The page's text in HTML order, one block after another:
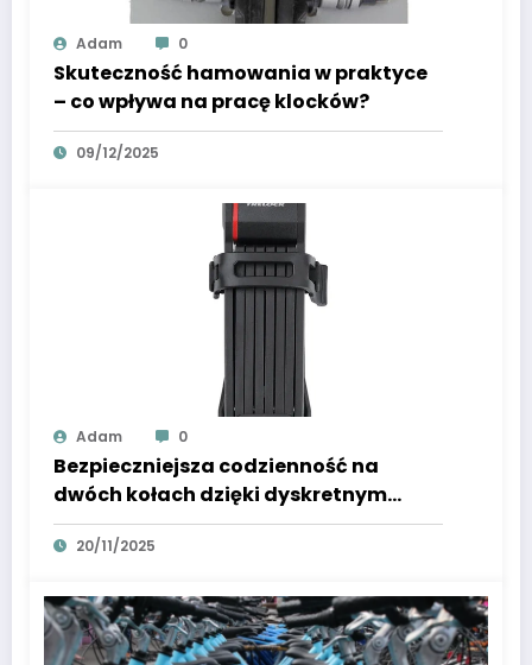
Adam 0
Skuteczność hamowania w praktyce
– co wpływa na pracę klocków?
09/12/2025
Adam 0
Bezpieczniejsza codzienność na
dwóch kołach dzięki dyskretnym
rozwiązaniom
20/11/2025